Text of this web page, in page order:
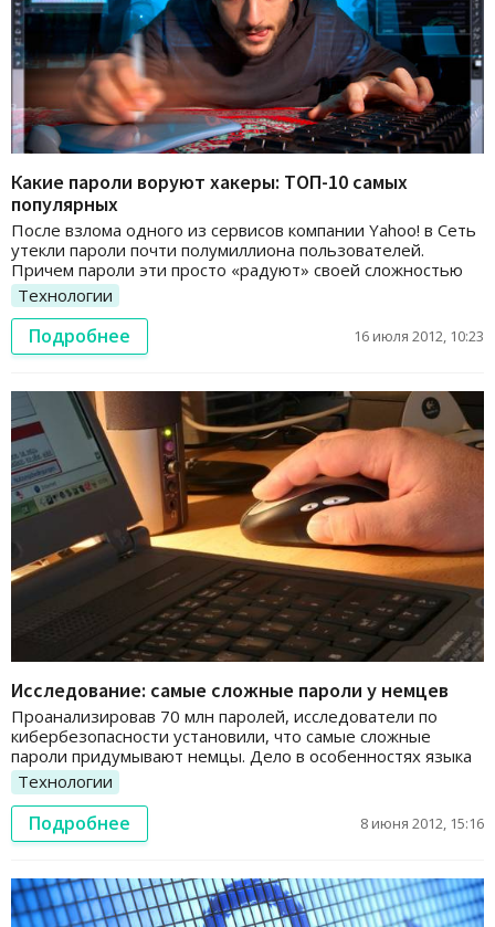
Какие пароли воруют хакеры: ТОП-10 самых
популярных
После взлома одного из сервисов компании Yahoo! в Сеть
утекли пароли почти полумиллиона пользователей.
Причем пароли эти просто «радуют» своей сложностью
Технологии
Подробнее 16 июля 2012, 10:23
Исследование: самые сложные пароли у немцев
Проанализировав 70 млн паролей, исследователи по
кибербезопасности установили, что самые сложные
пароли придумывают немцы. Дело в особенностях языка
Технологии
Подробнее 8 июня 2012, 15:16